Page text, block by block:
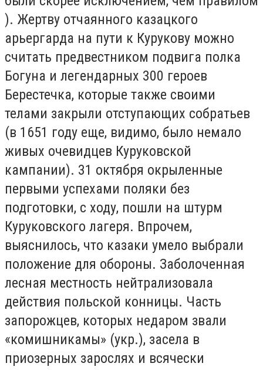
). Жертву отчаянного казацкого
арьергарда на пути к Курукову можно
считать предвестником подвига полка
Богуна и легендарных 300 героев
Берестечка, которые также своими
телами закрыли отступающих собратьев
(в 1651 году еще, видимо, было немало
живых очевидцев Куруковской
кампании). 31 октября окрыленные
первыми успехами поляки без
подготовки, с ходу, пошли на штурм
Куруковского лагеря. Впрочем,
выяснилось, что казаки умело выбрали
положение для обороны. Заболоченная
лесная местность нейтрализовала
действия польской конницы. Часть
запорожцев, которых недаром звали
«комишникамы» (укр.), засела в
приозерных зарослях и всячески